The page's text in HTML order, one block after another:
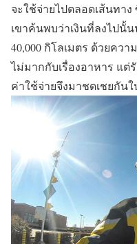
จะใช้จ่ายไปตลอดเส้นทา
เขาค้นพบว่าเงินที่ลงไปนั้
40,000 กิโลเมตร ด้วยคว
ไม่มากกับเรื่องอาหาร แ
ค่าใช้จ่ายจึงมาชดเชยกัน